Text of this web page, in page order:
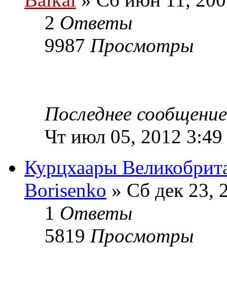
2 Ответы
9987 Просмотры
Последнее
Чт июл 05, 2012 3:49
Курцхаары
Borisenko » Сб дек 23,
1 Ответы
5819 Просмотры